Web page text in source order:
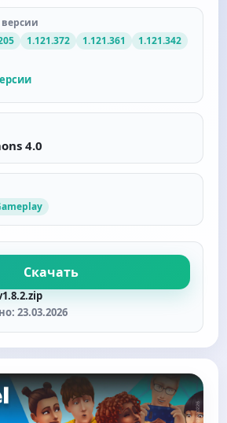
1.121.372 1.121.361
1.121.342
4.0
Скачать
23.03.2026